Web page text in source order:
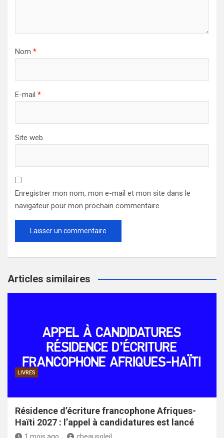
Nom *
E-mail *
Site web
Enregistrer mon nom, mon e-mail et mon site dans le
navigateur pour mon prochain commentaire.
Articles similaires
LIVRES
Résidence d’écriture francophone Afriques-
Haïti 2027 : l’appel à candidatures est lancé